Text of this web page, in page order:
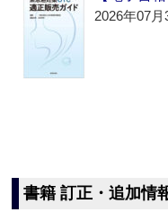
2026年07
書籍 訂正・追加情